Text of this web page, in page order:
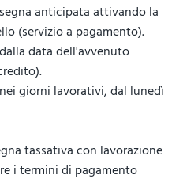
anticipata attivando la
(servizio a pagamento).
data dell'avvenuto
giorni lavorativi, dal lunedì
tassativa con lavorazione
i termini di pagamento